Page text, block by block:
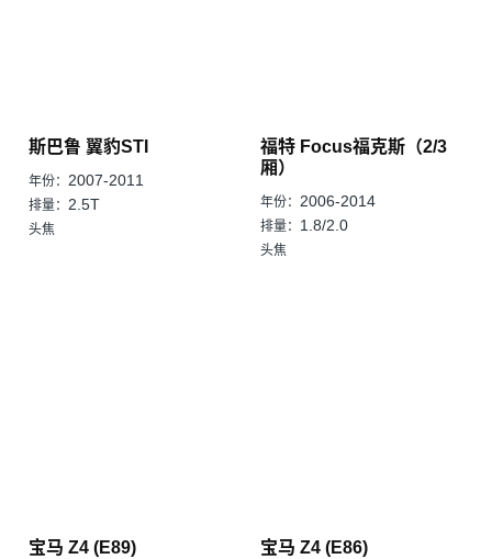
斯巴鲁 翼豹STI
年份： 2007-2011
排量： 2.5T
头焦
福特 Focus福克斯（2/3
厢）
年份： 2006-2014
排量： 1.8/2.0
头焦
宝马 Z4 (E89) 宝马 Z4 (E86)